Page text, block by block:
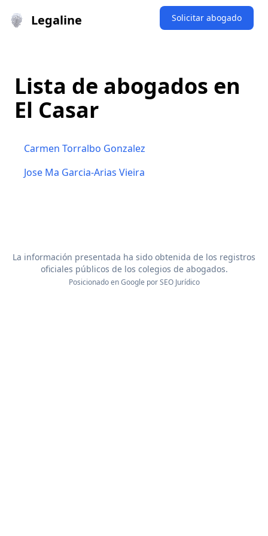
Legaline Solicitar abogado
Lista de abogados en
El Casar
Carmen Torralbo Gonzalez
Jose Ma Garcia-Arias Vieira
La información presentada ha sido obtenida de los registros
oficiales públicos de los colegios de abogados.
Posicionado en Google porSEO Jurídico